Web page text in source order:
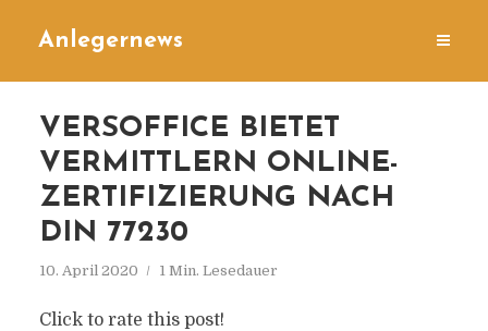
Anlegernews
VERSOFFICE BIETET
VERMITTLERN ONLINE-
ZERTIFIZIERUNG NACH
DIN 77230
10. April 2020 1 Min. Lesedauer
Click to rate this post!